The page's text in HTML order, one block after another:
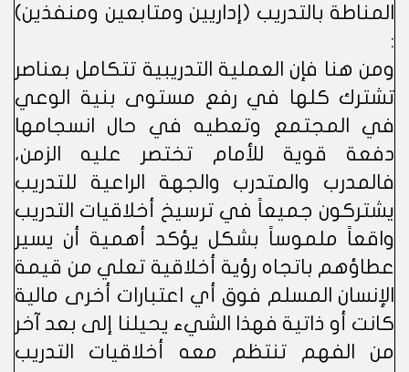
المناطة بالتدريب (إداريين ومتابعين ومنفذين)
:
ومن هنا فإن العملية التدريبية تتكامل بعناصر
تشترك كلها في رفع مستوى بنية الوعي
في المجتمع وتعطيه في حال انسجامها
دفعة قوية للأمام تختصر عليه الزمن،
فالمدرب والمتدرب والجهة الراعية للتدريب
يشتركون جميعاً في ترسيخ أخلاقيات التدريب
واقعاً ملموساً بشكل يؤكد أهمية أن يسير
عطاؤهم باتجاه رؤية أخلاقية تعلي من قيمة
الإنسان المسلم فوق أي اعتبارات أخرى مالية
كانت أو ذاتية فهذا الشيء يحيلنا إلى بعد آخر
من الفهم تنتظم معه أخلاقيات التدريب